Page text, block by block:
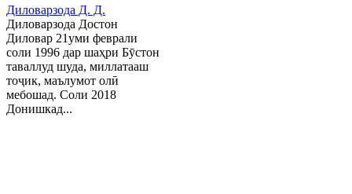
Диловарзода Д. Д.
Диловарзода Достон
Диловар 21уми феврали
соли 1996 дар шаҳри Бӯстон
таваллуд шуда, миллатааш
тоҷик, маълумот олӣ
мебошад. Соли 2018
Донишкад...